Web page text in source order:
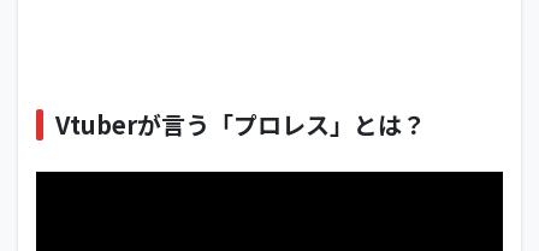
Vtuberが言う「プロレス」とは？